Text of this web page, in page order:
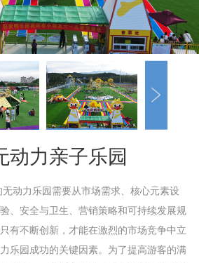
动力亲子乐园
动力乐园需要从市场需求、核心元素设
、安全与卫生、营销策略和可持续发展规
有不断创新，才能在激烈的市场竞争中立
乐园成功的关键因素。为了提高游客的满